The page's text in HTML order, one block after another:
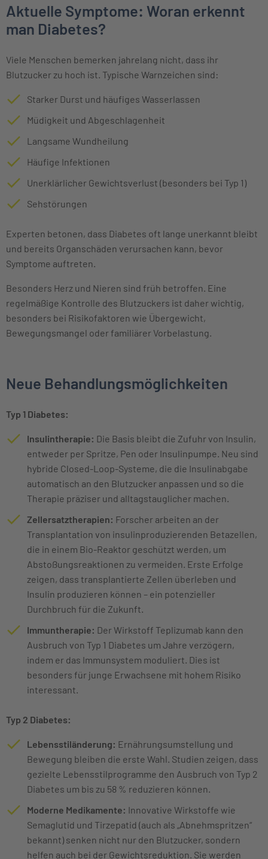
Aktuelle Symptome: Woran erkennt
man Diabetes?
Viele Menschen bemerken jahrelang nicht, dass ihr
Blutzucker zu hoch ist. Typische Warnzeichen sind:
Starker Durst und häufiges Wasserlassen
Müdigkeit und Abgeschlagenheit
Langsame Wundheilung
Häufige Infektionen
Unerklärlicher Gewichtsverlust (besonders bei Typ 1)
Sehstörungen
Experten betonen, dass Diabetes oft lange unerkannt bleibt
und bereits Organschäden verursachen kann, bevor
Symptome auftreten.
Besonders Herz und Nieren sind früh betroffen. Eine
regelmäßige Kontrolle des Blutzuckers ist daher wichtig,
besonders bei Risikofaktoren wie Übergewicht,
Bewegungsmangel oder familiärer Vorbelastung.
Neue Behandlungsmöglichkeiten
Typ 1 Diabetes:
Insulintherapie: Die Basis bleibt die Zufuhr von Insulin,
entweder per Spritze, Pen oder Insulinpumpe. Neu sind
hybride Closed-Loop-Systeme, die die Insulinabgabe
automatisch an den Blutzucker anpassen und so die
Therapie präziser und alltagstauglicher machen.
Zellersatztherapien: Forscher arbeiten an der
Transplantation von insulinproduzierenden Betazellen,
die in einem Bio-Reaktor geschützt werden, um
Abstoßungsreaktionen zu vermeiden. Erste Erfolge
zeigen, dass transplantierte Zellen überleben und
Insulin produzieren können – ein potenzieller
Durchbruch für die Zukunft.
Immuntherapie: Der Wirkstoff Teplizumab kann den
Ausbruch von Typ 1 Diabetes um Jahre verzögern,
indem er das Immunsystem moduliert. Dies ist
besonders für junge Erwachsene mit hohem Risiko
interessant.
Typ 2 Diabetes:
Lebensstiländerung: Ernährungsumstellung und
Bewegung bleiben die erste Wahl. Studien zeigen, dass
gezielte Lebensstilprogramme den Ausbruch von Typ 2
Diabetes um bis zu 58 % reduzieren können.
Moderne Medikamente: Innovative Wirkstoffe wie
Semaglutid und Tirzepatid (auch als „Abnehmspritzen“
bekannt) senken nicht nur den Blutzucker, sondern
helfen auch bei der Gewichtsreduktion. Sie werden